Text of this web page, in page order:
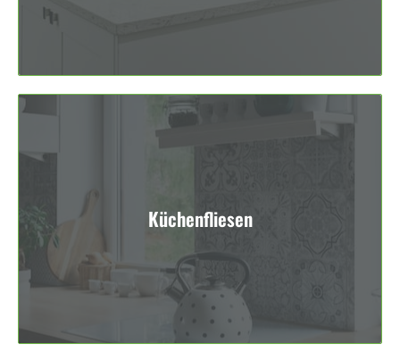
Küchenfliesen